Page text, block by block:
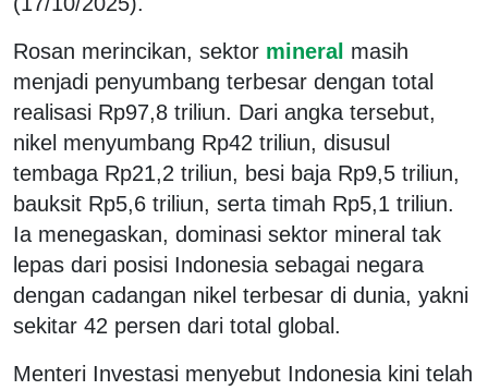
Rosan merincikan, sektor mineral masih
menjadi penyumbang terbesar dengan total
realisasi Rp97,8 triliun. Dari angka tersebut,
nikel menyumbang Rp42 triliun, disusul
tembaga Rp21,2 triliun, besi baja Rp9,5 triliun,
bauksit Rp5,6 triliun, serta timah Rp5,1 triliun.
Ia menegaskan, dominasi sektor mineral tak
lepas dari posisi Indonesia sebagai negara
dengan cadangan nikel terbesar di dunia, yakni
sekitar 42 persen dari total global.
Menteri Investasi menyebut Indonesia kini telah